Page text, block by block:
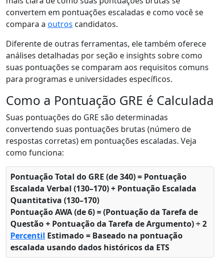
convertem em pontuações escaladas e como você se
compara a outros candidatos.
Diferente de outras ferramentas, ele também oferece
análises detalhadas por seção e insights sobre como
suas pontuações se comparam aos requisitos comuns
para programas e universidades específicos.
Como a Pontuação GRE é Calculada
Suas pontuações do GRE são determinadas
convertendo suas pontuações brutas (número de
respostas corretas) em pontuações escaladas. Veja
como funciona:
Pontuação Total do GRE (de 340) = Pontuação
Escalada Verbal (130–170) + Pontuação Escalada
Quantitativa (130–170)
Pontuação AWA (de 6) = (Pontuação da Tarefa de
Questão + Pontuação da Tarefa de Argumento) ÷ 2
Percentil Estimado = Baseado na pontuação
escalada usando dados históricos da ETS